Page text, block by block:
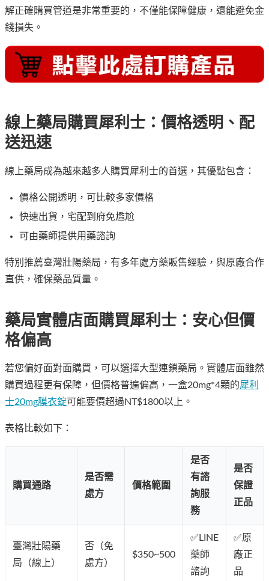
解正確購買管道是非常重要的，不僅能保障健康，還能避免金
錢損失。
線上藥局購買犀利士：價格透明、配
送迅速
線上藥局成為越來越多人購買犀利士的首選，其優點包含：
價格公開透明，可比較多家價格
快速出貨，宅配到府免尷尬
可由藥師提供用藥諮詢
特別推薦臺灣壯陽藥局，有多年處方藥販售經驗，與原廠合作
直供，確保藥品質量。
藥局實體店面購買犀利士：安心但價
格偏高
若您偏好面對面購買，可以選擇大型連鎖藥局。實體店面雖然
購買過程更有保障，但價格普遍偏高，一盒20mg*4顆的犀利
士20mg膜衣錠可能要價超過NT$1800以上。
表格比較如下：
購買通路
是否需
處方
價格範圍
是否
有諮
詢服
務
是否
保證
正品
臺灣壯陽藥
局（線上）
否（免
處方）
$350~500
✅LINE
藥師
諮詢
✅原
廠正
品